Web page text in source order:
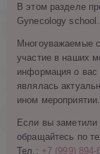
В этом разделе
Gynecology school.
Многоуважаемые
участие в наших
информация о вас
являлась
ином мероприятии.
Если вы заметили
обращайтесь по
Тел.: +7 (999) 894-